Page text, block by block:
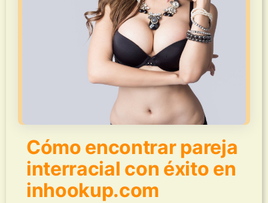
Cómo encontrar pareja
interracial con éxito en
inhookup.com